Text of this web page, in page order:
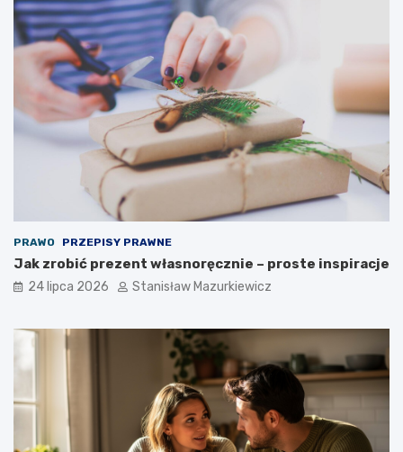
PRAWO PRZEPISY PRAWNE
Jak zrobić prezent własnoręcznie – proste inspiracje
24 lipca 2026 Stanisław Mazurkiewicz